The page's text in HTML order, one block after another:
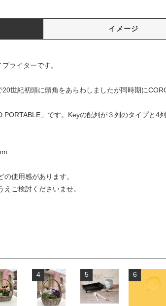
イメージ
ライターです。
世紀初頭に頭角をあらわしましたが同時期に
」です。Keyの配列が３列のタイプと4
使用感があります。
ご検討くださいませ。
4 5 6